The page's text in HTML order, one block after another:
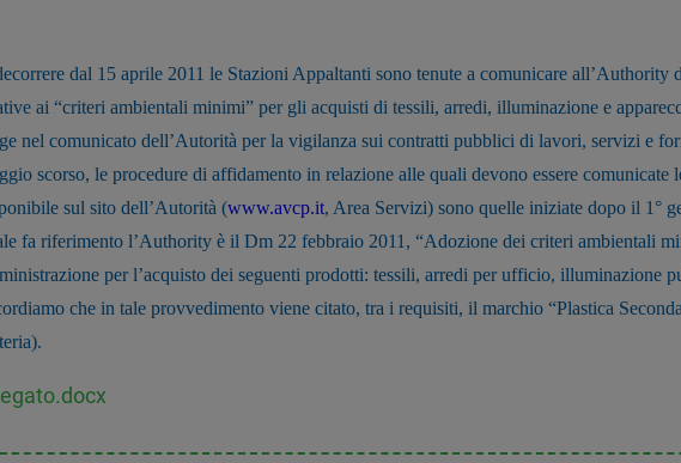
dal 15 aprile 2011 le Stazioni Appaltanti sono tenute a comunicare
ai “criteri ambientali minimi” per gli acquisti di tessili, arredi, illuminazione e
nel comunicato dell’Autorità per la vigilanza sui contratti pubblici di lavori, servizi e
scorso, le procedure di affidamento in relazione alle quali devono essere
sul sito dell’Autorità (www.avcp.it, Area Servizi) sono quelle iniziate dopo il 1°
fa riferimento l’Authority è il Dm 22 febbraio 2011, “Adozione dei criteri ambientali
per l’acquisto dei seguenti prodotti: tessili, arredi per ufficio, illuminazione
che in tale provvedimento viene citato, tra i requisiti, il marchio “Plastica